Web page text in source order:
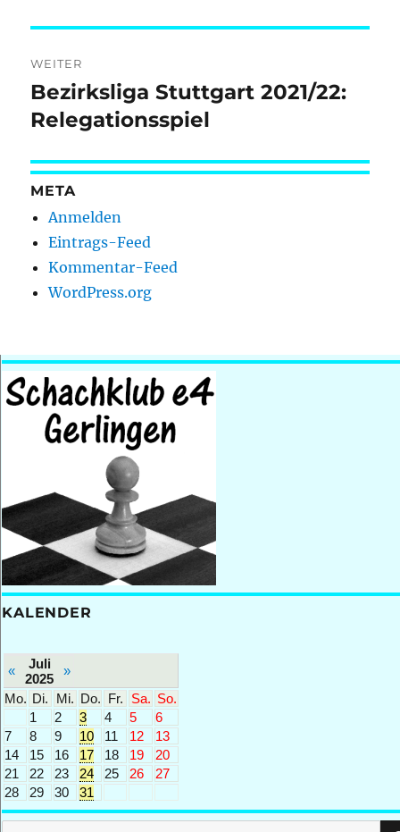
WEITER
Nächster
Beitrag:
Bezirksliga Stuttgart 2021/22:
Relegationsspiel
META
Anmelden
Eintrags-Feed
Kommentar-Feed
WordPress.org
KALENDER
«
Juli
2025
»
Mo. Di. Mi. Do. Fr. Sa. So.
1
2 3 4 5
6
7
8 9 10 11 12
13
14
15 16 17 18 19
20
21
22 23 24 25 26
27
28
29 30 31